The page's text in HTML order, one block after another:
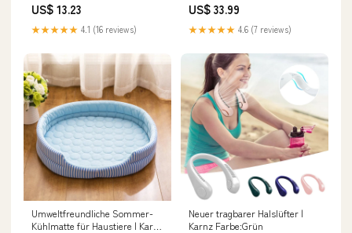
alkoholfreie-getraenke
US$ 13.23
★★★★★ 4.1 (16 reviews)
US$ 33.99
★★★★★ 4.6 (7 reviews)
Umweltfreundliche Sommer-
Kühlmatte für Haustiere | Karnz
Neuer tragbarer Halslüfter |
Karnz Farbe:Grün